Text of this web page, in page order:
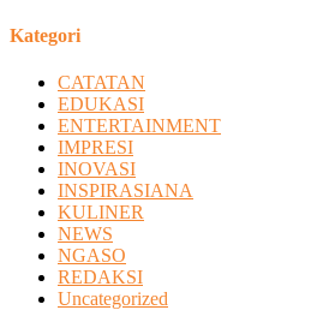
Kategori
CATATAN
EDUKASI
ENTERTAINMENT
IMPRESI
INOVASI
INSPIRASIANA
KULINER
NEWS
NGASO
REDAKSI
Uncategorized